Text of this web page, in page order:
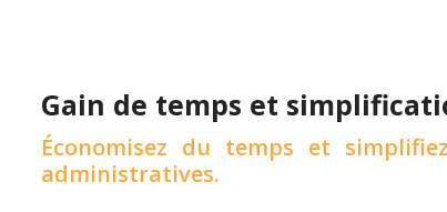
Gain de temps et
Économisez du temps et
administratives.